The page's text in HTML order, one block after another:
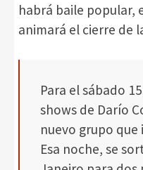
habrá baile popular,
animará el cierre de
Para el sábado
shows de Darío
nuevo grupo que
Esa noche, se